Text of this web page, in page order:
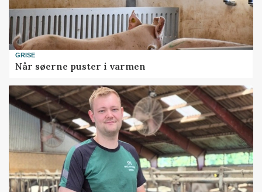
GRISE
Når søerne puster i varmen